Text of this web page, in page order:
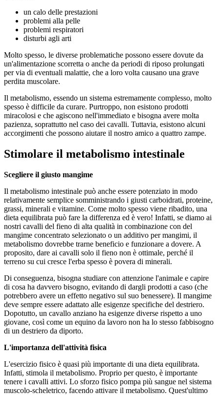
un calo delle prestazioni
problemi alla pelle
problemi respiratori
disturbi agli arti
Molto spesso, le diverse problematiche possono essere dovute da
un'alimentazione scorretta o anche da periodi di riposo prolungati
per via di eventuali malattie, che a loro volta causano una grave
perdita muscolare.
Il metabolismo, essendo un sistema estremamente complesso, molto
spesso è difficile da curare. Purtroppo, non esistono prodotti
miracolosi e che agiscono nell'immediato e bisogna avere molta
pazienza, soprattutto nel caso dei cavalli. Tuttavia, esistono alcuni
accorgimenti che possono aiutare il nostro amico a quattro zampe.
Stimolare il metabolismo intestinale
Scegliere il giusto mangime
Il metabolismo intestinale può anche essere potenziato in modo
relativamente semplice somministrando i giusti carboidrati, proteine,
grassi, minerali e vitamine. Come molto spesso viene ribadito, una
dieta equilibrata può fare la differenza ed è vero! Infatti, se diamo ai
nostri cavalli del fieno di alta qualità in combinazione con del
mangime concentrato selezionato o un additivo per mangimi, il
metabolismo dovrebbe trarne beneficio e funzionare a dovere. A
proposito, dare ai cavalli solo il fieno non è ottimale, perché il
terreno su cui cresce l'erba spesso è povera di minerali.
Di conseguenza, bisogna studiare con attenzione l'animale e capire
di cosa ha davvero bisogno, evitando di dargli prodotti a caso (che
potrebbero avere un effetto negativo sul suo benessere). Il mangime
deve sempre essere adattato alle esigenze specifiche del destriero.
Dopotutto, un cavallo anziano ha esigenze diverse rispetto a uno
giovane, così come un equino da lavoro non ha lo stesso fabbisogno
di un destriero da diporto.
L'importanza dell'attività fisica
L'esercizio fisico è quasi più importante di una dieta equilibrata.
Infatti, stimola il metabolismo. Proprio per questo, è importante
tenere i cavalli attivi. Lo sforzo fisico pompa più sangue nel sistema
muscolo-scheletrico, facendo attivare il metabolismo. Quest'ultimo